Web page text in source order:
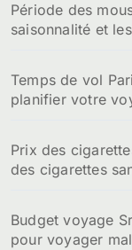
Période des
saisonnalité et
Temps de vol
planifier votre
Prix des
des cigarettes
Budget voyage
pour voyager